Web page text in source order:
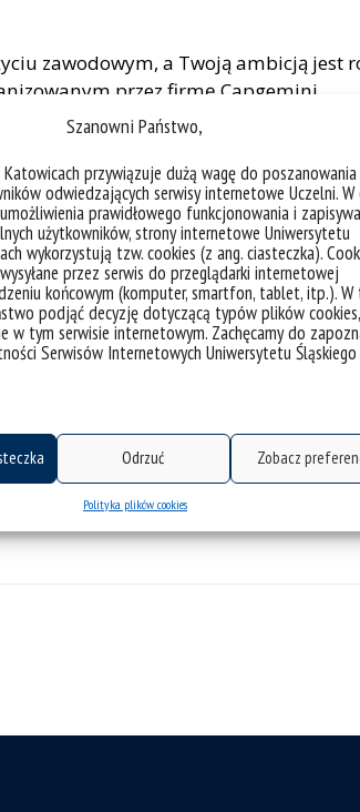
Szanowni Państwo,
przywiązuje dużą wagę do poszanowania
odwiedzających serwisy internetowe Uczelni. W
prawidłowego funkcjonowania i
użytkowników, strony internetowe Uniwersytetu
wykorzystują tzw. cookies (z ang. ciasteczka).
przez serwis do przeglądarki internetowej
końcowym (komputer, smartfon, tablet, itp.). W
podjąć decyzję dotyczącą typów plików
w tym serwisie internetowym. Zachęcamy do
Serwisów Internetowych Uniwersytetu
Odrzuć Zobacz
Polityka plików cookies
zawodowym, a Twoją ambicją
przez firmę Capgemini.
pierwszej pracy, nowych
oferuje Capgemini.
benefitach, otwartych
procesów rekrutacyjnych.
rozwija swoją ścieżkę zawodową w
rekrutacji.
roku o godz. 15.00.
Lublin.